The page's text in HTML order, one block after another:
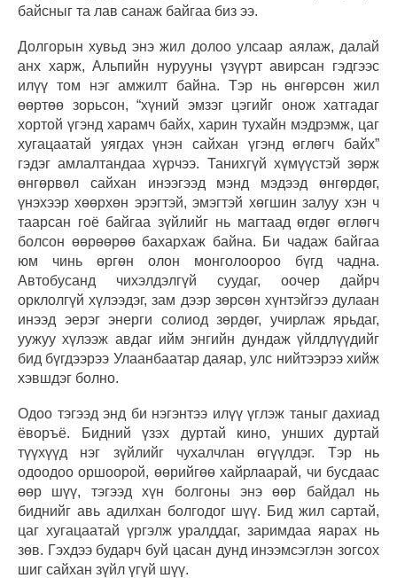
байсныг та лав санаж байгаа биз ээ.
Долгорын хувьд энэ жил долоо улсаар аялаж, далай
анх харж, Альпийн нурууны үзүүрт авирсан гэдгээс
илүү том нэг амжилт байна. Тэр нь өнгөрсөн жил
өөртөө зорьсон, “хүний эмзэг цэгийг онож хатгадаг
хортой үгэнд харамч байх, харин тухайн мэдрэмж, цаг
хугацаатай уягдах үнэн сайхан үгэнд өглөгч байх”
гэдэг амлалтандаа хүрчээ. Танихгүй хүмүүстэй зөрж
өнгөрвөл сайхан инээгээд мэнд мэдээд өнгөрдөг,
үнэхээр хөөрхөн эрэгтэй, эмэгтэй хөгшин залуу хэн ч
таарсан гоё байгаа зүйлийг нь магтаад өгдөг өглөгч
болсон өөрөөрөө бахархаж байна. Би чадаж байгаа
юм чинь өргөн олон монголоороо бүгд чадна.
Автобусанд чихэлдэлгүй суудаг, оочер дайрч
орклолгүй хүлээдэг, зам дээр зөрсөн хүнтэйгээ дулаан
инээд эерэг энерги солиод зөрдөг, учирлаж ярьдаг,
уужуу хүлээж авдаг ийм энгийн дундаж үйлдлүүдийг
бид бүгдээрээ Улаанбаатар даяар, улс нийтээрээ хийж
хэвшдэг болно.
Одоо тэгээд энд би нэгэнтээ илүү үглэж таныг дахиад
ёворъё. Бидний үзэх дуртай кино, унших дуртай
түүхүүд нэг зүйлийг чухалчлан өгүүлдэг. Тэр нь
одоодоо оршоорой, өөрийгөө хайрлаарай, чи бусдаас
өөр шүү, тэгээд хүн болгоны энэ өөр байдал нь
биднийг авь адилхан болгодог шүү. Бид жил сартай,
цаг хугацаатай үргэлж уралддаг, заримдаа яарах нь
зөв. Гэхдээ бударч буй цасан дунд инээмсэглэн зогсох
шиг сайхан зүйл үгүй шүү.